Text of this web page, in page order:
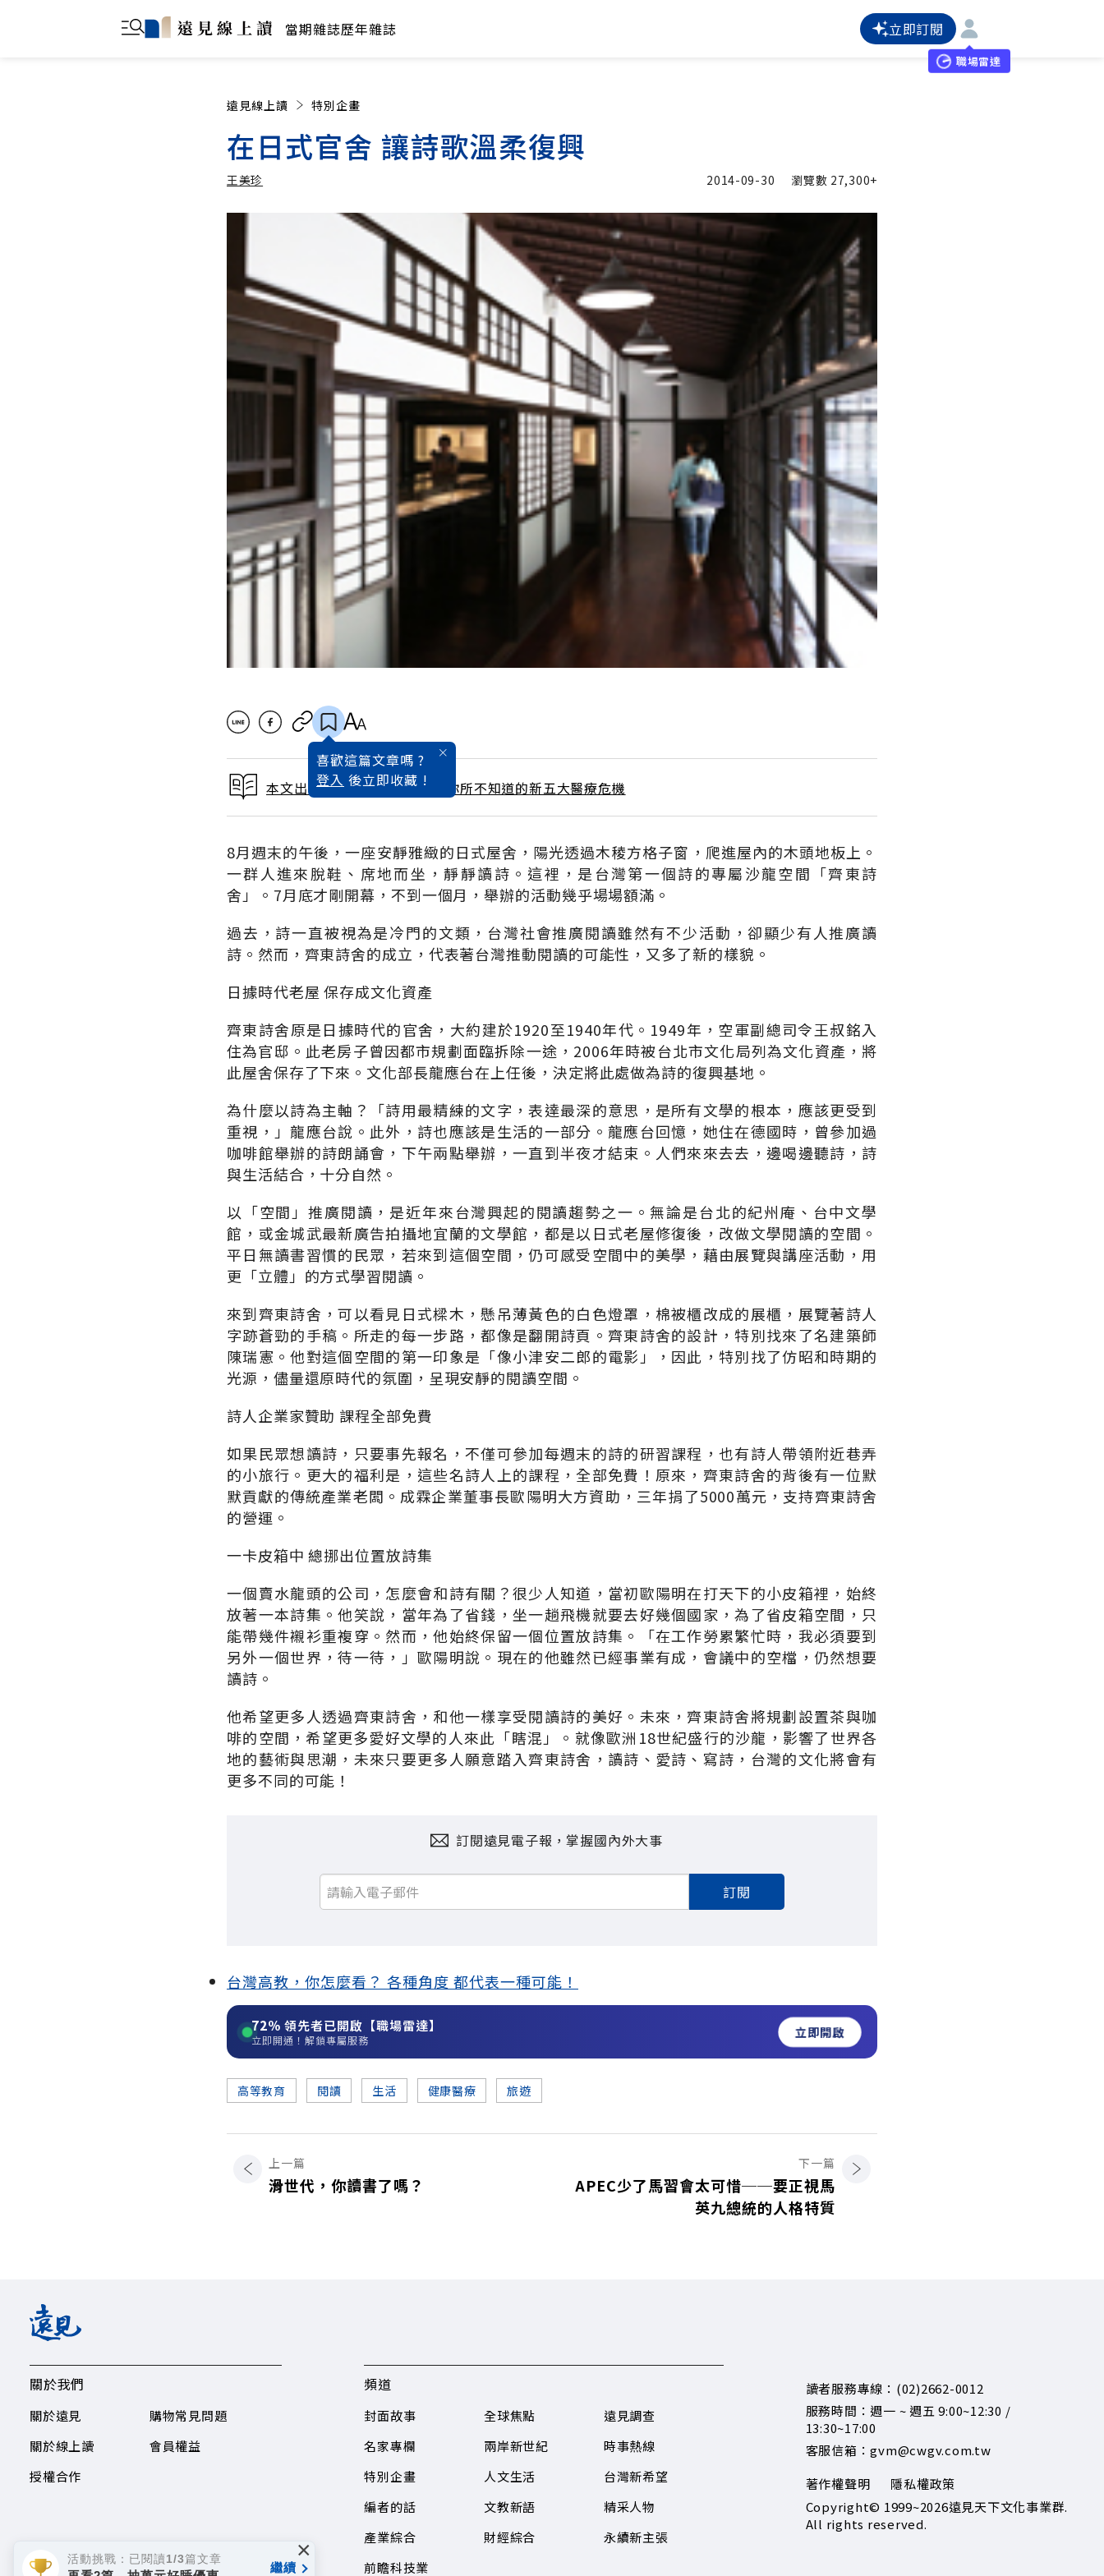
當期雜誌歷年雜誌 立即訂閱
職場雷達
遠見線上讀 特別企畫
在日式官舍 讓詩歌溫柔復興
王美珍 2014-09-30 瀏覽數 27,300+
喜歡這篇文章嗎 ?
登入 後立即收藏 !
本文出自 2014 / 10月號雜誌 你所不知道的新五大醫療危機
8月週末的午後，一座安靜雅緻的日式屋舍，陽光透過木稜方格子窗，爬進屋內的木頭地板上。
一群人進來脫鞋、席地而坐，靜靜讀詩。這裡，是台灣第一個詩的專屬沙龍空間「齊東詩
舍」。7月底才剛開幕，不到一個月，舉辦的活動幾乎場場額滿。
過去，詩一直被視為是冷門的文類，台灣社會推廣閱讀雖然有不少活動，卻顯少有人推廣讀
詩。然而，齊東詩舍的成立，代表著台灣推動閱讀的可能性，又多了新的樣貌。
日據時代老屋 保存成文化資產
齊東詩舍原是日據時代的官舍，大約建於1920至1940年代。1949年，空軍副總司令王叔銘入
住為官邸。此老房子曾因都市規劃面臨拆除一途，2006年時被台北市文化局列為文化資產，將
此屋舍保存了下來。文化部長龍應台在上任後，決定將此處做為詩的復興基地。
為什麼以詩為主軸？「詩用最精練的文字，表達最深的意思，是所有文學的根本，應該更受到
重視，」龍應台說。此外，詩也應該是生活的一部分。龍應台回憶，她住在德國時，曾參加過
咖啡館舉辦的詩朗誦會，下午兩點舉辦，一直到半夜才結束。人們來來去去，邊喝邊聽詩，詩
與生活結合，十分自然。
以「空間」推廣閱讀，是近年來台灣興起的閱讀趨勢之一。無論是台北的紀州庵、台中文學
館，或金城武最新廣告拍攝地宜蘭的文學館，都是以日式老屋修復後，改做文學閱讀的空間。
平日無讀書習慣的民眾，若來到這個空間，仍可感受空間中的美學，藉由展覽與講座活動，用
更「立體」的方式學習閱讀。
來到齊東詩舍，可以看見日式樑木，懸吊薄黃色的白色燈罩，棉被櫃改成的展櫃，展覽著詩人
字跡蒼勁的手稿。所走的每一步路，都像是翻開詩頁。齊東詩舍的設計，特別找來了名建築師
陳瑞憲。他對這個空間的第一印象是「像小津安二郎的電影」，因此，特別找了仿昭和時期的
光源，儘量還原時代的氛圍，呈現安靜的閱讀空間。
詩人企業家贊助 課程全部免費
如果民眾想讀詩，只要事先報名，不僅可參加每週末的詩的研習課程，也有詩人帶領附近巷弄
的小旅行。更大的福利是，這些名詩人上的課程，全部免費！原來，齊東詩舍的背後有一位默
默貢獻的傳統產業老闆。成霖企業董事長歐陽明大方資助，三年捐了5000萬元，支持齊東詩舍
的營運。
一卡皮箱中 總挪出位置放詩集
一個賣水龍頭的公司，怎麼會和詩有關？很少人知道，當初歐陽明在打天下的小皮箱裡，始終
放著一本詩集。他笑說，當年為了省錢，坐一趟飛機就要去好幾個國家，為了省皮箱空間，只
能帶幾件襯衫重複穿。然而，他始終保留一個位置放詩集。「在工作勞累繁忙時，我必須要到
另外一個世界，待一待，」歐陽明說。現在的他雖然已經事業有成，會議中的空檔，仍然想要
讀詩。
他希望更多人透過齊東詩舍，和他一樣享受閱讀詩的美好。未來，齊東詩舍將規劃設置茶與咖
啡的空間，希望更多愛好文學的人來此「瞎混」。就像歐洲18世紀盛行的沙龍，影響了世界各
地的藝術與思潮，未來只要更多人願意踏入齊東詩舍，讀詩、愛詩、寫詩，台灣的文化將會有
更多不同的可能！
訂閱遠見電子報，掌握國內外大事
訂閱
台灣高教，你怎麼看？ 各種角度 都代表一種可能！
72% 領先者已開啟【職場雷達】
立即開通！解鎖專屬服務 立即開啟
高等教育 閱讀 生活 健康醫療 旅遊
上一篇
滑世代，你讀書了嗎？
下一篇
APEC少了馬習會太可惜──要正視馬
英九總統的人格特質
關於我們
關於遠見
關於線上讀
授權合作
購物常見問題
會員權益
頻道
封面故事
名家專欄
特別企畫
編者的話
產業綜合
前瞻科技業
全球焦點
兩岸新世紀
人文生活
文教新語
財經綜合
遠見調查
時事熱線
台灣新希望
精采人物
永續新主張
讀者服務專線：(02)2662-0012
服務時間：週一 ~ 週五 9:00~12:30 /
13:30~17:00
客服信箱：gvm@cwgv.com.tw
著作權聲明
隱私權政策
Copyright© 1999~2026遠見天下文化事業群.
All rights reserved.
活動挑戰：已閱讀1/3篇文章
繼續
×